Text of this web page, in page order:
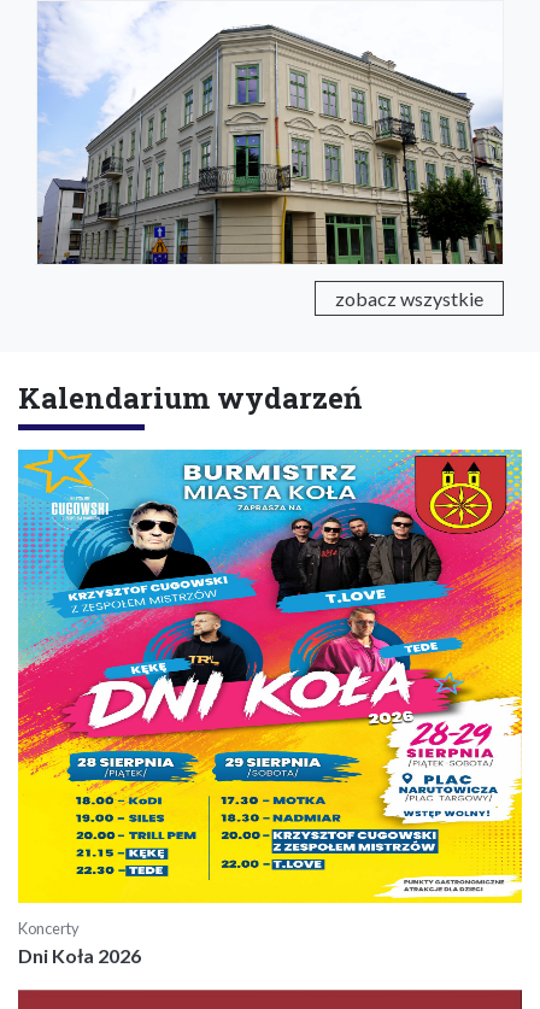
zobacz wszystkie
Kalendarium wydarzeń
Koncerty
Dni Koła 2026